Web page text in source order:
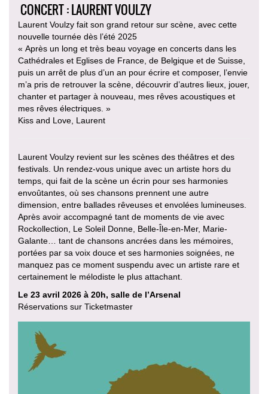
CONCERT : LAURENT VOULZY
Laurent Voulzy fait son grand retour sur scène, avec cette
nouvelle tournée dès l’été 2025
« Après un long et très beau voyage en concerts dans les
Cathédrales et Eglises de France, de Belgique et de Suisse,
puis un arrêt de plus d’un an pour écrire et composer, l’envie
m’a pris de retrouver la scène, découvrir d’autres lieux, jouer,
chanter et partager à nouveau, mes rêves acoustiques et
mes rêves électriques. »
Kiss and Love, Laurent
Laurent Voulzy revient sur les scènes des théâtres et des
festivals. Un rendez-vous unique avec un artiste hors du
temps, qui fait de la scène un écrin pour ses harmonies
envoûtantes, où ses chansons prennent une autre
dimension, entre ballades rêveuses et envolées lumineuses.
Après avoir accompagné tant de moments de vie avec
Rockollection, Le Soleil Donne, Belle-Île-en-Mer, Marie-
Galante… tant de chansons ancrées dans les mémoires,
portées par sa voix douce et ses harmonies soignées, ne
manquez pas ce moment suspendu avec un artiste rare et
certainement le mélodiste le plus attachant.
Le 23 avril 2026 à 20h, salle de l’Arsenal
Réservations sur Ticketmaster